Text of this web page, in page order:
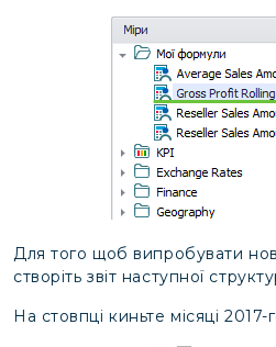
Для того щоб випробувати
створіть звіт наступної
На стовпці киньте місяці 2017-